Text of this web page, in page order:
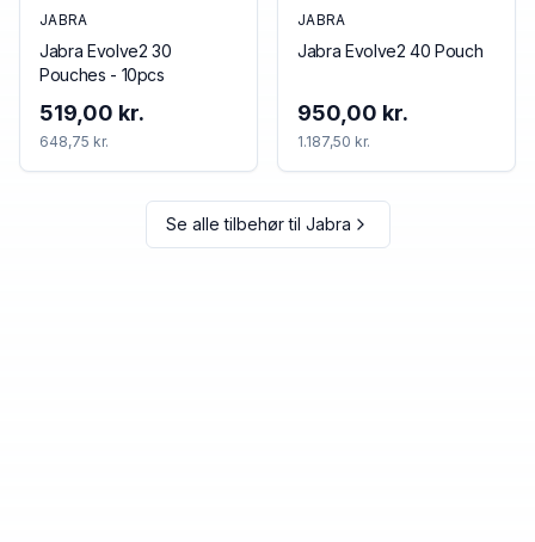
JABRA
Jabra Evolve2 30
Pouches - 10pcs
519,00 kr.
648,75 kr.
JABRA
Jabra Evolve2 40 Pouch
950,00 kr.
1.187,50 kr.
Se alle tilbehør til Jabra